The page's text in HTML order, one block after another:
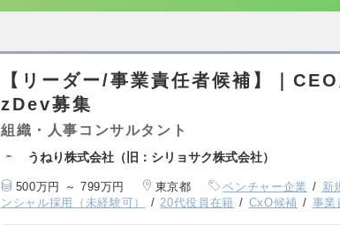
【リーダー/事業責任者候補】｜
zDev募集
組織・人事コンサルタント
うねり株式会社（旧：シリョサク株式会社）
500万円 ～ 799万円 東京都 ベンチャー企業 新
ンシャル採用（未経験可）
20代役員在籍 CxO候補 事業